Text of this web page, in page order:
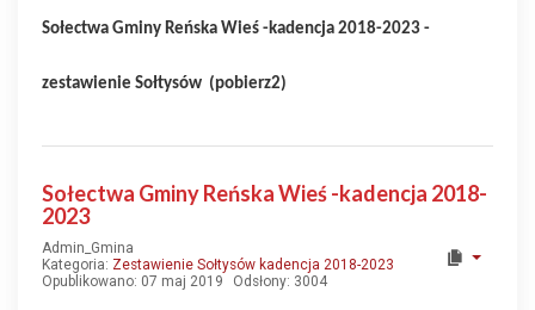
Sołectwa Gminy Reńska Wieś -kadencja 2018-2023 -
zestawienie Sołtysów (pobierz2)
Sołectwa Gminy Reńska Wieś -kadencja 2018-
2023
Admin_Gmina
Kategoria: Zestawienie Sołtysów kadencja 2018-2023
Opublikowano: 07 maj 2019
Odsłony: 3004